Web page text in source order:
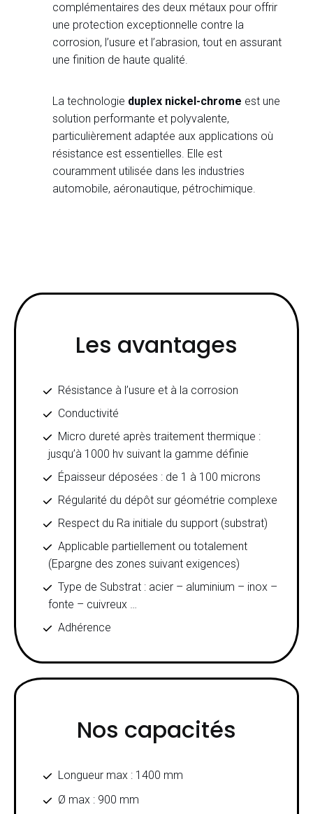
complémentaires des deux métaux pour offrir
une protection exceptionnelle contre la
corrosion, l’usure et l’abrasion, tout en assurant
une finition de haute qualité.
La technologie duplex nickel-chrome est une
solution performante et polyvalente,
particulièrement adaptée aux applications où
résistance est essentielles. Elle est
couramment utilisée dans les industries
automobile, aéronautique, pétrochimique.
Les avantages
Résistance à l’usure et à la corrosion
Conductivité
Micro dureté après traitement thermique :
jusqu’à 1000 hv suivant la gamme définie
Épaisseur déposées : de 1 à 100 microns
Régularité du dépôt sur géométrie complexe
Respect du Ra initiale du support (substrat)
Applicable partiellement ou totalement
(Epargne des zones suivant exigences)
Type de Substrat : acier – aluminium – inox –
fonte – cuivreux …
Adhérence
Nos capacités
Longueur max : 1400 mm
Ø max : 900 mm